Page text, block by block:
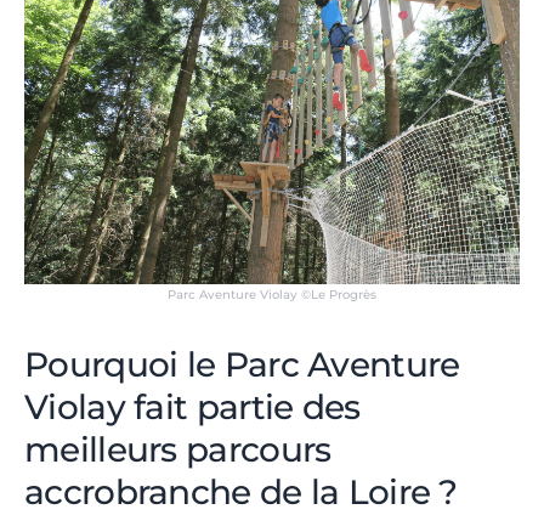
Parc Aventure Violay ©Le Progrès
Pourquoi le Parc Aventure
Violay fait partie des
meilleurs parcours
accrobranche de la Loire ?